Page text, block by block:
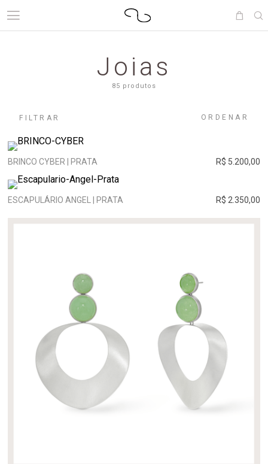
Joias
85 produtos
FILTRAR ORDENAR
BRINCO CYBER | PRATA R$ 5.200,00
ESCAPULÁRIO ANGEL | PRATA R$ 2.350,00